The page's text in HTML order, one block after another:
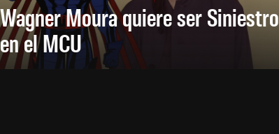
Wagner Moura quiere ser Siniestro
en el MCU